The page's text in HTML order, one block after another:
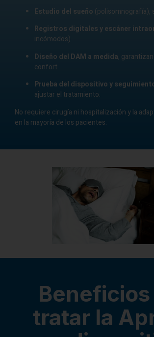
Estudio del sueño (polisomnografía),
Registros digitales y escáner
incómodos).
Diseño del DAM a medida,
confort.
Prueba del dispositivo y
ajustar el tratamiento.
No requiere cirugía ni hospitalización y la
en la mayoría de los pacientes.
Beneficios
tratar la